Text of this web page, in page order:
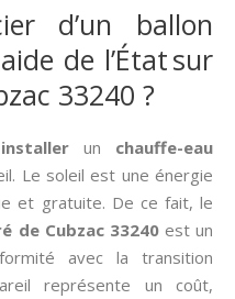
d’un ballon
de l’État sur
33240 ?
installerun chauffe-eau
Le soleil est une énergie
et gratuite. De ce fait, le
de Cubzac 33240est un
avec la transition
représente un coût,